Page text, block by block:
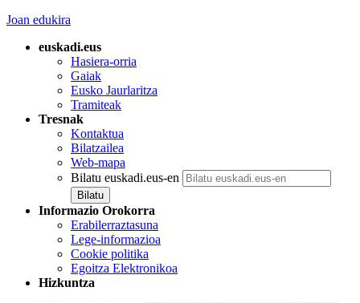
Joan edukira
euskadi.eus
Hasiera-orria
Gaiak
Eusko Jaurlaritza
Tramiteak
Tresnak
Kontaktua
Bilatzailea
Web-mapa
Bilatu euskadi.eus-en
Informazio Orokorra
Erabilerraztasuna
Lege-informazioa
Cookie politika
Egoitza Elektronikoa
Hizkuntza